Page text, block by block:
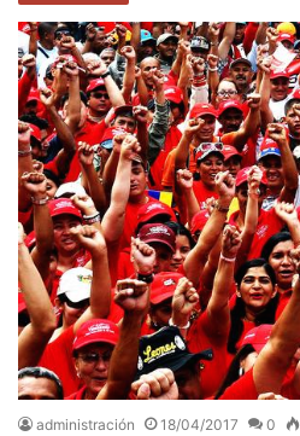
administración 18/04/2017 0